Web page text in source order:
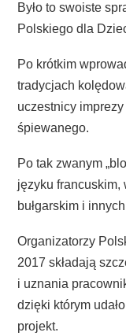
Było to swoiste
Polskiego dla
Po krótkim
tradycjach
uczestnicy
śpiewanego.
Po tak zwanym
języku francuskim,
bułgarskim i
Organizatorzy
2017 składają
i uznania
dzięki którym
projekt.